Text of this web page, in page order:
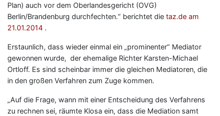
Plan) auch vor dem Oberlandesgericht (OVG)
Berlin/Brandenburg durchfechten.“ berichtet die taz.de am
21.01.2014 .
Erstaunlich, dass wieder einmal ein „prominenter“ Mediator
gewonnen wurde, der ehemalige Richter Karsten-Michael
Ortloff. Es sind scheinbar immer die gleichen Mediatoren, die
in den großen Verfahren zum Zuge kommen.
„Auf die Frage, wann mit einer Entscheidung des Verfahrens
zu rechnen sei, räumte Klosa ein, dass die Mediation samt